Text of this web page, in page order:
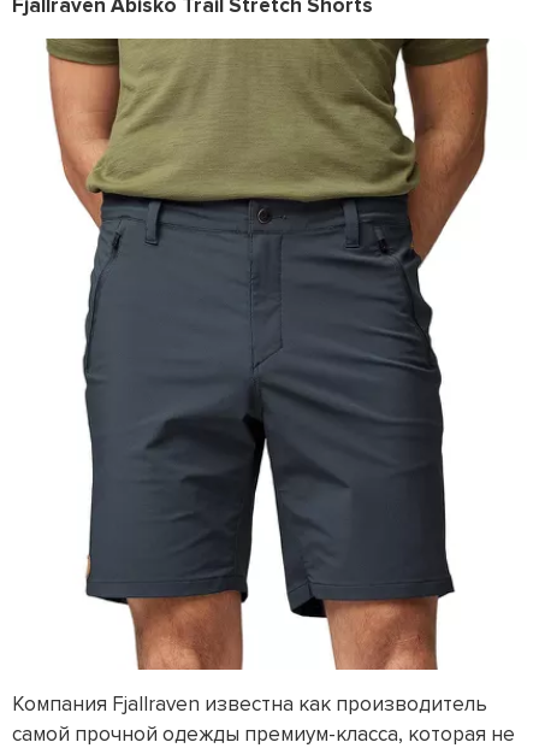
Fjallraven Abisko Trail Stretch Shorts
Компания Fjallraven известна как производитель
самой прочной одежды премиум-класса, которая не